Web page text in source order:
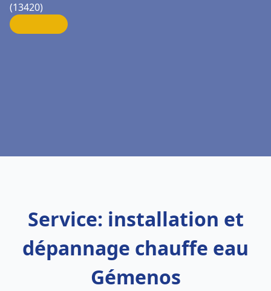
(13420)
Service: installation et
dépannage chauffe eau
Gémenos